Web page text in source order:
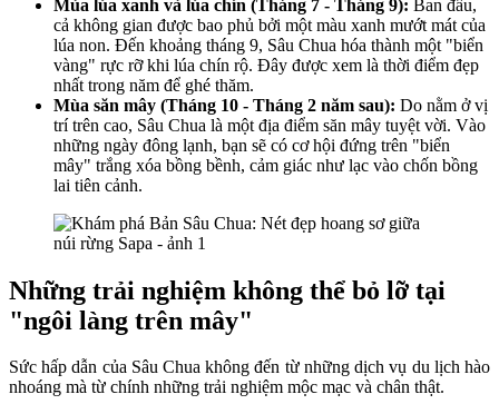
Mùa lúa xanh và lúa chín (Tháng 7 - Tháng 9): Ban đầu,
cả không gian được bao phủ bởi một màu xanh mướt mát của
lúa non. Đến khoảng tháng 9, Sâu Chua hóa thành một "biển
vàng" rực rỡ khi lúa chín rộ. Đây được xem là thời điểm đẹp
nhất trong năm để ghé thăm.
Mùa săn mây (Tháng 10 - Tháng 2 năm sau): Do nằm ở vị
trí trên cao, Sâu Chua là một địa điểm săn mây tuyệt vời. Vào
những ngày đông lạnh, bạn sẽ có cơ hội đứng trên "biển
mây" trắng xóa bồng bềnh, cảm giác như lạc vào chốn bồng
lai tiên cảnh.
Những trải nghiệm không thể bỏ lỡ tại
"ngôi làng trên mây"
Sức hấp dẫn của Sâu Chua không đến từ những dịch vụ du lịch hào
nhoáng mà từ chính những trải nghiệm mộc mạc và chân thật.